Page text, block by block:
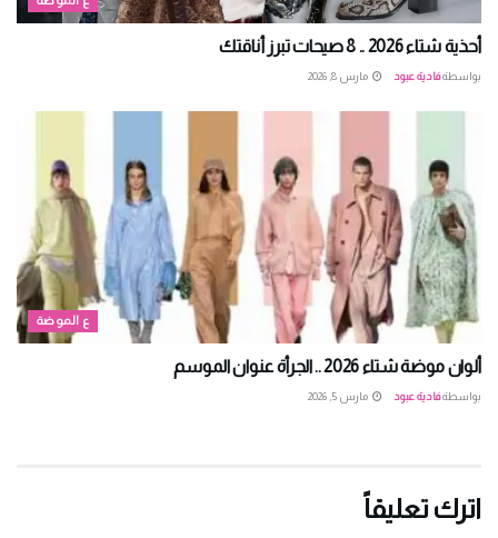
أحذية شتاء 2026 .. 8 صيحات تبرز أناقتك
بواسطةفادية عبود مارس 8, 2026
ع الموضة
ألوان موضة شتاء 2026 .. الجرأة عنوان الموسم
بواسطةفادية عبود مارس 5, 2026
اترك تعليقاً